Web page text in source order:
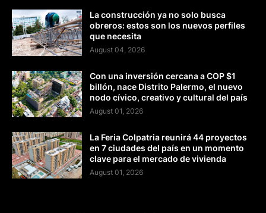
La construcción ya no solo busca
obreros: estos son los nuevos perfiles
que necesita
August 04, 2026
Con una inversión cercana a COP $1
billón, nace Distrito Palermo, el nuevo
nodo cívico, creativo y cultural del país
August 01, 2026
La Feria Colpatria reunirá 44 proyectos
en 7 ciudades del país en un momento
clave para el mercado de vivienda
August 01, 2026